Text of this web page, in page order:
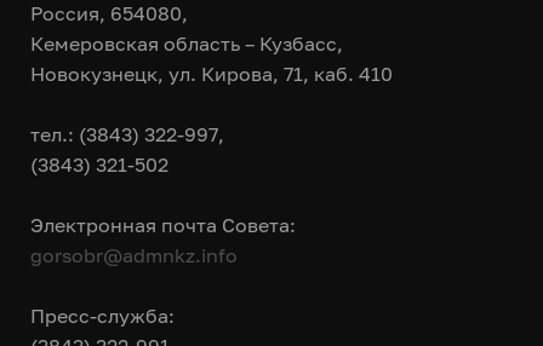
Россия, 654080,
Кемеровская область – Кузбасс,
Новокузнецк, ул. Кирова, 71, каб. 410
тел.: (3843) 322-997,
(3843) 321-502
Электронная почта Совета:
gorsobr@admnkz.info
Пресс-служба: